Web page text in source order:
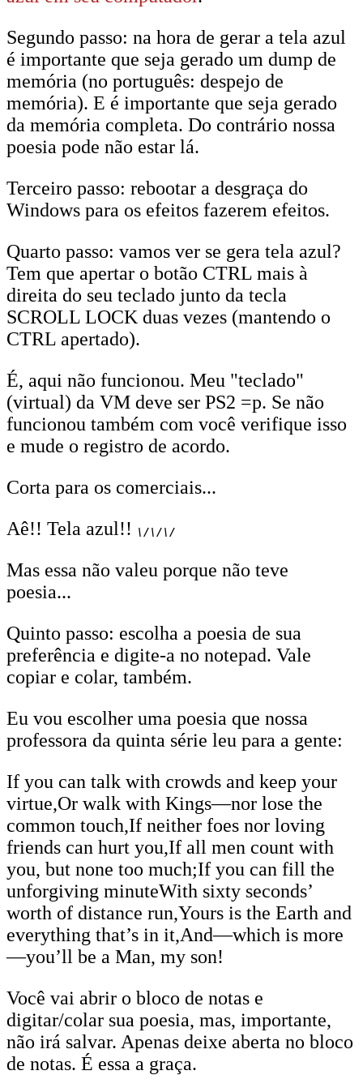
Segundo passo: na hora de gerar a tela azul
é importante que seja gerado um dump de
memória (no português: despejo de
memória). E é importante que seja gerado
da memória completa. Do contrário nossa
poesia pode não estar lá.
Terceiro passo: rebootar a desgraça do
Windows para os efeitos fazerem efeitos.
Quarto passo: vamos ver se gera tela azul?
Tem que apertar o botão CTRL mais à
direita do seu teclado junto da tecla
SCROLL LOCK duas vezes (mantendo o
CTRL apertado).
É, aqui não funcionou. Meu "teclado"
(virtual) da VM deve ser PS2 =p. Se não
funcionou também com você verifique isso
e mude o registro de acordo.
Corta para os comerciais...
Aê!! Tela azul!!
\/\/\/
Mas essa não valeu porque não teve
poesia...
Quinto passo: escolha a poesia de sua
preferência e digite-a no notepad. Vale
copiar e colar, também.
Eu vou escolher uma poesia que nossa
professora da quinta série leu para a gente:
If you can talk with crowds and keep your
virtue,Or walk with Kings—nor lose the
common touch,If neither foes nor loving
friends can hurt you,If all men count with
you, but none too much;If you can fill the
unforgiving minuteWith sixty seconds’
worth of distance run,Yours is the Earth and
everything that’s in it,And—which is more
—you’ll be a Man, my son!
Você vai abrir o bloco de notas e
digitar/colar sua poesia, mas, importante,
não irá salvar. Apenas deixe aberta no bloco
de notas. É essa a graça.